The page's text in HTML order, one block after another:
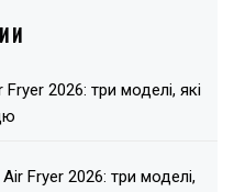
2026: три моделі, які
Fryer 2026: три моделі,